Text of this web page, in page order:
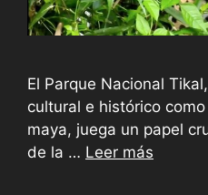
El Parque Nacional
cultural e histórico
maya, juega un papel
de la … Leer más